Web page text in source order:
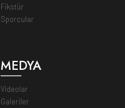
Fikstür
Sporcular
MEDYA
Videolar
Galeriler